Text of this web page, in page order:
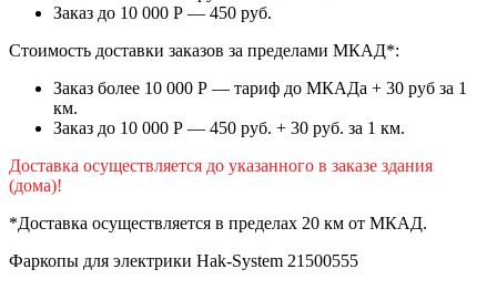
Заказ до 10 000 Р — 450 руб.
Стоимость доставки заказов за пределами МКАД*:
Заказ более 10 000 Р — тариф до МКАДа + 30 руб за 1
км.
Заказ до 10 000 Р — 450 руб. + 30 руб. за 1 км.
Доставка осуществляется до указанного в заказе здания
(дома)!
*Доставка осуществляется в пределах 20 км от МКАД.
Фаркопы для электрики Hak-System 21500555